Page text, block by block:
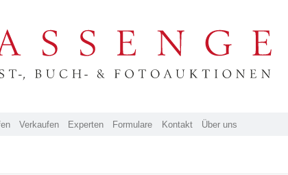
Verkaufen Experten Formulare Kontakt Über uns